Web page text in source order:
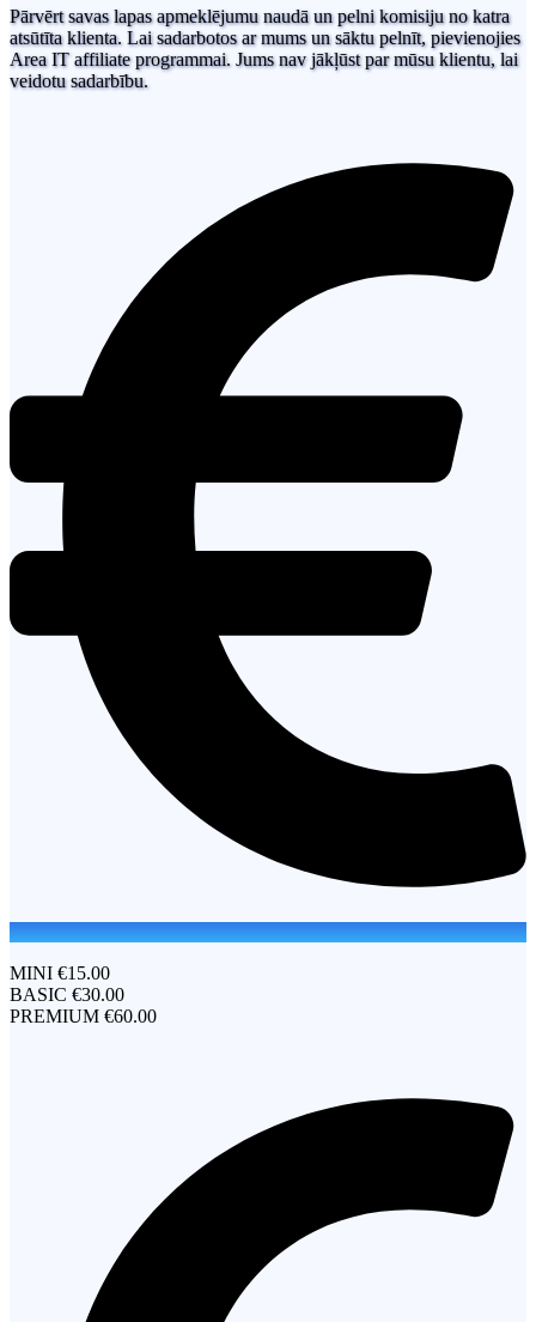
Pārvērt savas lapas apmeklējumu naudā un pelni komisiju no katra
atsūtīta klienta. Lai sadarbotos ar mums un sāktu pelnīt, pievienojies
Area IT affiliate programmai. Jums nav jākļūst par mūsu klientu, lai
veidotu sadarbību.
MINI €15.00
BASIC €30.00​
PREMIUM €60.00